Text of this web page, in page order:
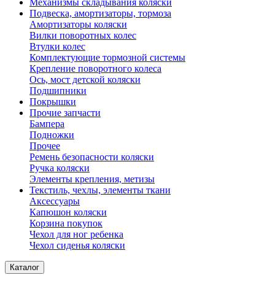
Механизмы складывания коляски
Подвеска, амортизаторы, тормоза
Амортизаторы коляски
Вилки поворотных колес
Втулки колес
Комплектующие тормозной системы
Крепление поворотного колеса
Ось, мост детской коляски
Подшипники
Покрышки
Прочие запчасти
Бампера
Подножки
Прочее
Ремень безопасности коляски
Ручка коляски
Элементы крепления, метизы
Текстиль, чехлы, элементы ткани
Аксессуары
Капюшон коляски
Корзина покупок
Чехол для ног ребенка
Чехол сиденья коляски
Каталог